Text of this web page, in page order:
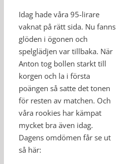
Idag hade våra 95-lirare
vaknat på rätt sida. Nu fanns
glöden i ögonen och
spelglädjen var tillbaka. När
Anton tog bollen starkt till
korgen och la i första
poängen så satte det tonen
för resten av matchen. Och
våra rookies har kämpat
mycket bra även idag.
Dagens omdömen får se ut
så här: